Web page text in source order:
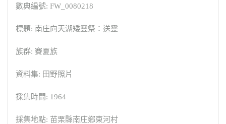
數典編號: FW_0080218
標題: 南庄向天湖矮靈祭：送靈
族群: 賽夏族
資料集: 田野照片
採集時間: 1964
採集地點: 苗栗縣南庄鄉東河村